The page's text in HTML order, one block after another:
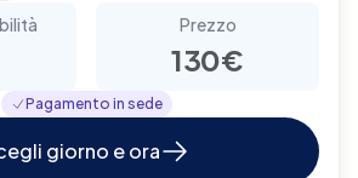
Prezzo
130€
Pagamento in sede
giorno e ora